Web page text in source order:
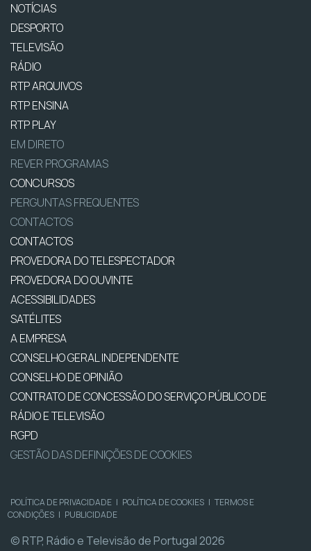
NOTÍCIAS
DESPORTO
TELEVISÃO
RÁDIO
RTP ARQUIVOS
RTP ENSINA
RTP PLAY
EM DIRETO
REVER PROGRAMAS
CONCURSOS
PERGUNTAS FREQUENTES
CONTACTOS
CONTACTOS
PROVEDORA DO TELESPECTADOR
PROVEDORA DO OUVINTE
ACESSIBILIDADES
SATÉLITES
A EMPRESA
CONSELHO GERAL INDEPENDENTE
CONSELHO DE OPINIÃO
CONTRATO DE CONCESSÃO DO SERVIÇO PÚBLICO DE
RÁDIO E TELEVISÃO
RGPD
GESTÃO DAS DEFINIÇÕES DE COOKIES
POLÍTICA DE PRIVACIDADE | POLÍTICA DE COOKIES | TERMOS E
CONDIÇÕES | PUBLICIDADE
© RTP, Rádio e Televisão de Portugal 2026